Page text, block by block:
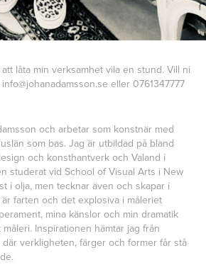
låta min verksamhet vila en stund. Vill ni
eller 0761347777
och arbetar som konstnär med
som bas. Jag är utbildad på bland
och konsthantverk och Valand i
studerat vid School of Visual Arts i New
i olja, men tecknar även och skapar i
farten och det explosiva i måleriet
mina känslor och min dramatik
Inspirationen hämtar jag från
verkligheten, färger och former får stå